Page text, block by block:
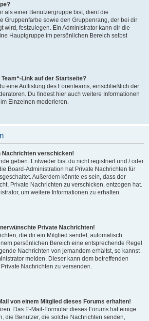
als einer Benutzergruppe bist, dient die
Gruppenfarbe sowie den Gruppenrang, der bei dir
wird, festzulegen. Ein Administrator kann dir die
Hauptgruppe im persönlichen Bereich selbst
Link auf der Startseite?
eine Auflistung des Forenteams, einschließlich der
Du findest hier auch weitere Informationen
Einzelnen moderieren.
Nachrichten verschicken!
geben: Entweder bist du nicht registriert und / oder
Board-Administration hat Private Nachrichten für
Außerdem könnte es sein, dass der
Private Nachrichten zu verschicken, entzogen hat.
um weitere Informationen zu erhalten.
Private Nachrichten!
die dir ein Mitglied sendet, automatisch
persönlichen Bereich eine entsprechende Regel
Nachrichten von jemandem erhältst, so kannst
melden. Dieser kann dem betreffenden
Nachrichten zu versenden.
von einem Mitglied dieses Forums erhalten!
Das E-Mail-Formular dieses Forums hat einige
die Benutzer, die solche Nachrichten senden,